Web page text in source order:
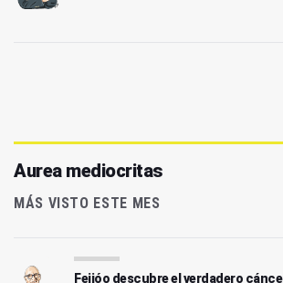
Aurea mediocritas
MÁS VISTO ESTE MES
Feijóo descubre el verdadero